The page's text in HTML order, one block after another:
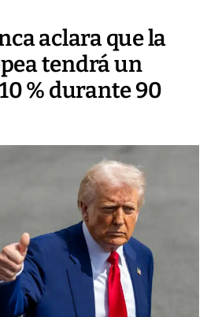
aclara que la
tendrá un
% durante 90